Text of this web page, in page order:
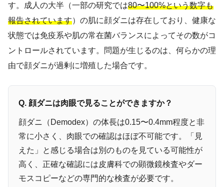
す。成人の大半（一部の研究では80〜100%という数字も
報告されています）の肌に顔ダニは存在しており、健康な
状態では免疫系や肌の常在菌バランスによってその数がコ
ントロールされています。問題が生じるのは、何らかの理
由で顔ダニが過剰に増殖した場合です。
Q. 顔ダニは肉眼で見ることができますか？
顔ダニ（Demodex）の体長は0.15〜0.4mm程度と非
常に小さく、肉眼での確認はほぼ不可能です。「見
えた」と感じる場合は別のものを見ている可能性が
高く、正確な確認には皮膚科での顕微鏡検査やダー
モスコピーなどの専門的な検査が必要です。